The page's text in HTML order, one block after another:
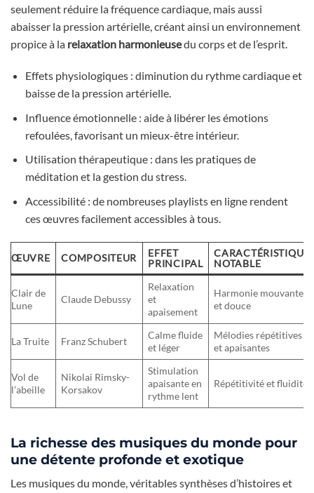
seulement réduire la fréquence cardiaque, mais aussi
abaisser la pression artérielle, créant ainsi un environnement
propice à la relaxation harmonieusedu corps et de l’esprit.
Effets physiologiques : diminution du rythme cardiaque et
baisse de la pression artérielle.
Influence émotionnelle : aide à libérer les émotions
refoulées, favorisant un mieux-être intérieur.
Utilisation thérapeutique : dans les pratiques de
méditation et la gestion du stress.
Accessibilité : de nombreuses playlists en ligne rendent
ces œuvres facilement accessibles à tous.
ŒUVRE COMPOSITEUR
EFFET
PRINCIPAL
CARACTÉRISTIQUE
NOTABLE
Clair de
Lune
Claude Debussy
Relaxation
et
apaisement
Harmonie mouvante
et douce
La Truite Franz Schubert
Calme fluide
et léger
Mélodies répétitives
et apaisantes
Vol de
l’abeille
Nikolai Rimsky-
Korsakov
Stimulation
apaisante en
rythme lent
Répétitivité et fluidité
La richesse des musiques du monde pour
une détente profonde et exotique
Les musiques du monde, véritables synthèses d’histoires et